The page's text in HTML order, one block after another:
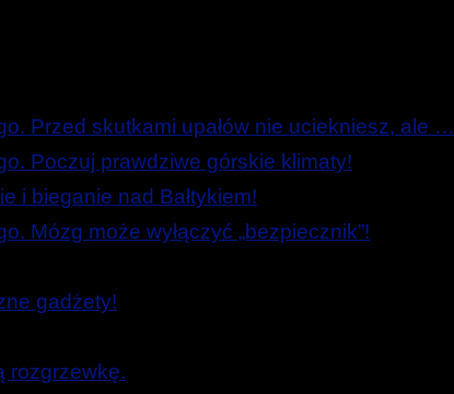
Przed skutkami upałów nie uciekniesz, ale …
Poczuj prawdziwe górskie klimaty!
i bieganie nad Bałtykiem!
Mózg może wyłączyć „bezpiecznik”!
gadżety!
rozgrzewkę.